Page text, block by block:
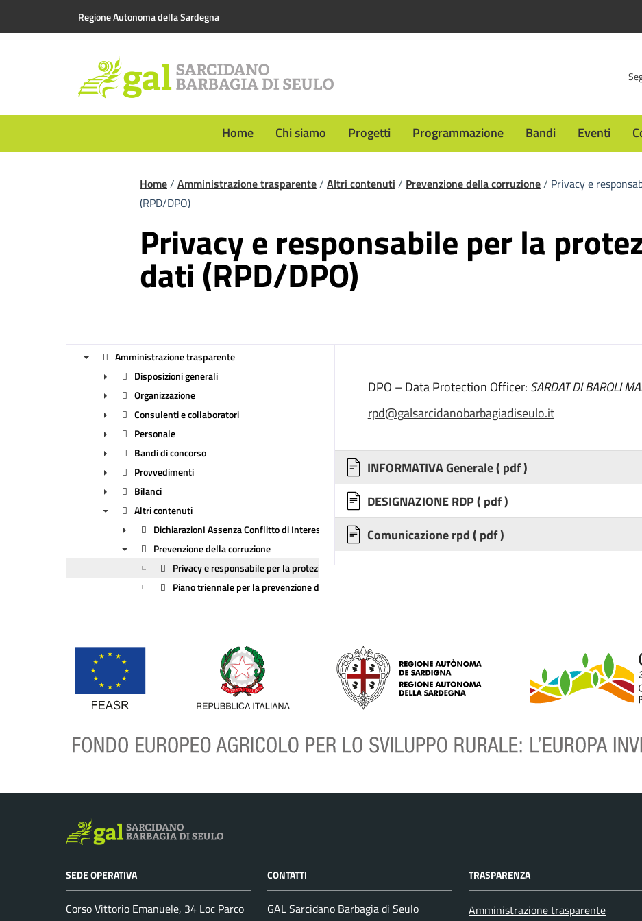
Regione Autonoma della Sardegna
Home Chi siamo Progetti Programmazione Bandi Eventi
Home/ Amministrazione trasparente/ Altri contenuti / Prevenzione della corruzione/ Privacy e
(RPD/DPO)
Privacy e responsabile per la
dati (RPD/DPO)
Amministrazione trasparente
►
Disposizioni generali
►
Organizzazione
►
Consulenti e collaboratori
►
Personale
►
Bandi di concorso
►
Provvedimenti
►
Bilanci
Altri contenuti
►
DichiarazionI Assenza Conflitto di Interessi
Prevenzione della corruzione
Privacy e responsabile per la protezione dei dati (RPD/DPO)
Piano triennale per la prevenzione della corruzione e della trasparenza
DPO – Data Protection Officer: SARDAT DI BAROLI
rpd@galsarcidanobarbagiadiseulo.it
INFORMATIVA Generale( pdf )
DESIGNAZIONE RDP( pdf )
Comunicazione rpd( pdf )
SEDE OPERATIVA
Corso Vittorio Emanuele, 34 Loc Parco
CONTATTI
GAL Sarcidano Barbagia di Seulo
TRASPARENZA
Amministrazione trasparente